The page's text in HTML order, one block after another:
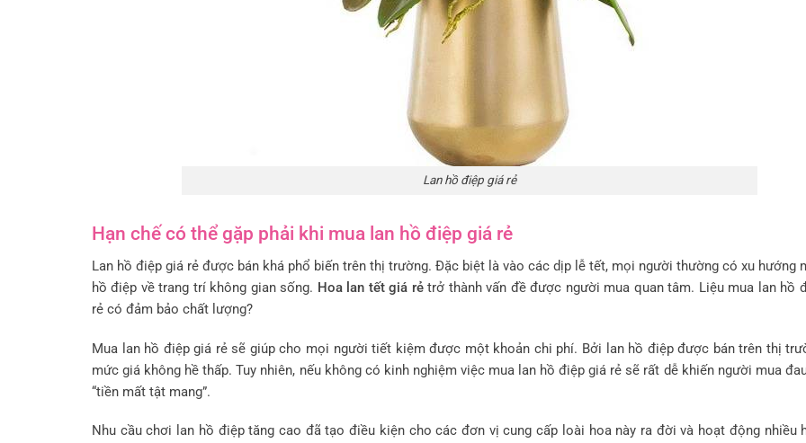
Lan hồ điệp giá rẻ
Hạn chế có thể gặp phải khi mua lan hồ điệp giá rẻ
Lan hồ điệp giá rẻ được bán khá phổ biến trên thị trường. Đặc biệt là vào các dịp lễ tết, mọi người thường có xu hướng
hồ điệp về trang trí không gian sống. Hoa lan tết giá rẻtrở thành vấn đề được người mua quan tâm. Liệu mua lan hồ
rẻ có đảm bảo chất lượng?
Mua lan hồ điệp giá rẻ sẽ giúp cho mọi người tiết kiệm được một khoản chi phí. Bởi lan hồ điệp được bán trên thị
mức giá không hề thấp. Tuy nhiên, nếu không có kinh nghiệm việc mua lan hồ điệp giá rẻ sẽ rất dễ khiến người mua
“tiền mất tật mang”.
Nhu cầu chơi lan hồ điệp tăng cao đã tạo điều kiện cho các đơn vị cung cấp loài hoa này ra đời và hoạt động nhiều